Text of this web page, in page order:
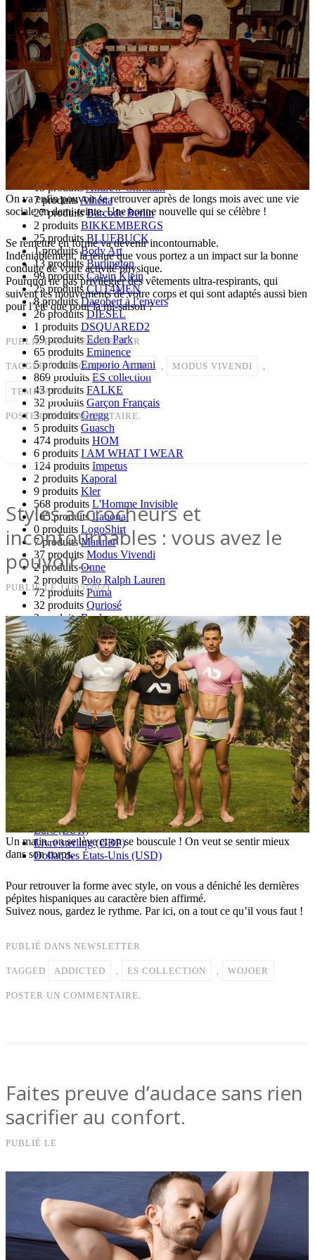
Sous-vêtements fabriqués en France
Chaussettes fabriquées en France
Maillots de bain fabriqués en France
Débardeurs fabriqués en France
T-Shirt fabriqués en France
Tout
6 produits 2(x)ist
1 produits 3G Actualwear
25 produitsAbsolu Male
130 produits
AD Fétish
1227 produits
ADDICTED
6 produits
Adidas
1 produitsAlexander COBB
13 produitsAndrew Christian
7 produitsAthéna
27 produits Barcode Berlin
2 produits BIKKEMBERGS
25 produits BLUEBUCK
1 produits Body Art
13 produits Burlington
99 produits Calvin Klein
25 produits CUT4MEN
8 produits Dagobert à l’envers
26 produits DIESEL
1 produits DSQUARED2
59 produits Eden Park
65 produits Eminence
5 produits Emporio Armani
869 produits ES collection
43 produits FALKE
32 produits Garçon Français
3 produits Gregg
5 produits Guasch
474 produits HOM
6 produits I AM WHAT I WEAR
124 produits Impetus
2 produits Kaporal
9 produits Kler
568 produits L'Homme Invisible
165 produits Labonal
0 produits LogoShirt
7 produits Mariner
37 produits Modus Vivendi
2 produits Onne
2 produits Polo Ralph Lauren
72 produits Puma
32 produits Quriosé
3 produits Replay
5 produits Scotch & Soda
10 produits Speedo
1 produits Timotéo
995 produits
TOF Paris
110 produits Tommy Hilfiger
6 produits Walking Jack
94 produits WOH
56 produits
Wojoer
Français (French)
English GB (English)
Deutsch (German)
Español (Spanish)
Italiano (Italian)
Franc suisse (CHF)
Euro (EUR)
Livre sterling (GBP)
Dollar des États-Unis (USD)
On va enfin pouvoir se retrouver après de longs mois avec une vie
sociale en demi-teinte. Une bonne nouvelle qui se célèbre !
Se remettre en forme va devenir incontournable.
Indéniablement, la tenue que vous portez a un impact sur la bonne
conduite de votre activité physique.
Pourquoi ne pas privilégier des vêtements ultra-respirants, qui
suivent les mouvements de votre corps et qui sont adaptés aussi bien
pour l’été que pour la mi-saison ?
PUBLIÉ DANSNEWSLETTER
TAGGED ADDICTED , HOM , MODUS VIVENDI ,
TEMPTATION
POSTER UN COMMENTAIRE.
Styles accrocheurs et
incontournables : vous avez le
pouvoir…
PUBLIÉ LE 14/05/2021
Un matin, on se lève et on se bouscule ! On veut se sentir mieux
dans son corps.
Pour retrouver la forme avec style, on vous a déniché les dernières
pépites hispaniques au caractère bien affirmé.
Suivez nous, gardez le rythme. Par ici, on a tout ce qu’il vous faut !
PUBLIÉ DANS NEWSLETTER
TAGGED ADDICTED , ES COLLECTION , WOJOER
POSTER UN COMMENTAIRE.
Faites preuve d’audace sans rien
sacrifier au confort.
PUBLIÉ LE